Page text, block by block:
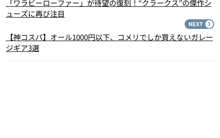
「ワラビーローファー」が待望の復刻！“クラークス”の傑作シ
ューズに再び注目
【神コスパ】オール1000円以下、コメリでしか買えないガレー
ジギア3選